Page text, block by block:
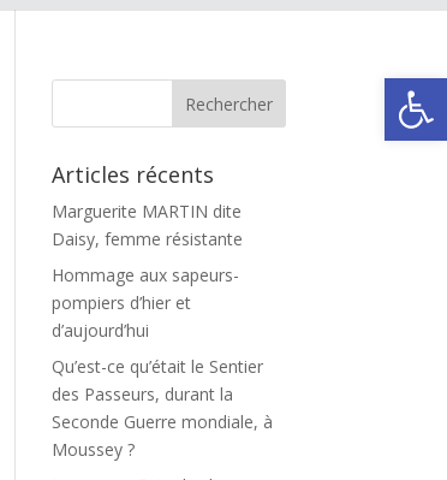
Ouvrir
Articles récents
Marguerite MARTIN dite
Daisy, femme résistante
Hommage aux sapeurs-
pompiers d’hier et
d’aujourd’hui
Qu’est-ce qu’était le Sentier
des Passeurs, durant la
Seconde Guerre mondiale, à
Moussey ?